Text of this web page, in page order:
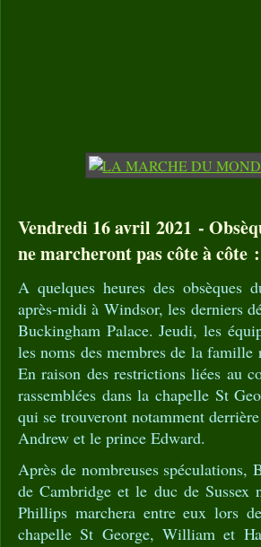
Vendredi 16 avril 2021 -
ne marcheront pas côte à côte :
A quelques heures des obsèques
après-midi à Windsor, les derniers
Buckingham Palace. Jeudi, les
les noms des membres de la
En raison des restrictions liées au
rassemblées dans la chapelle St
qui se trouveront notamment
Andrew et le prince Edward.
Après de nombreuses
de Cambridge et le duc de Sussex
Phillips marchera entre eux lors
chapelle St George, William et